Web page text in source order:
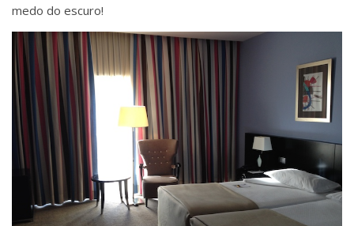
medo do escuro!